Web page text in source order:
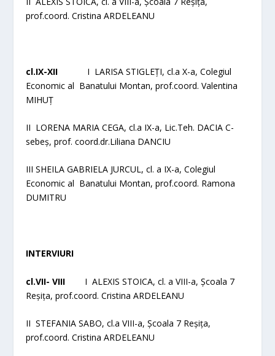
prof.coord. Cristina ARDELEANU
cl.IX-XII I LARISA STIGLEȚI, cl.a X-a, Colegiul
Economic al Banatului Montan, prof.coord. Valentina
MIHUȚ
II LORENA MARIA CEGA, cl.a IX-a, Lic.Teh. DACIA C-
sebeș, prof. coord.dr.Liliana DANCIU
III SHEILA GABRIELA JURCUL, cl. a IX-a, Colegiul
Economic al Banatului Montan, prof.coord. Ramona
DUMITRU
INTERVIURI
cl.VII- VIII
I ALEXIS STOICA, cl. a VIII-a, Școala 7
Reșița, prof.coord. Cristina ARDELEANU
II STEFANIA SABO, cl.a VIII-a, Școala 7 Reșița,
prof.coord. Cristina ARDELEANU